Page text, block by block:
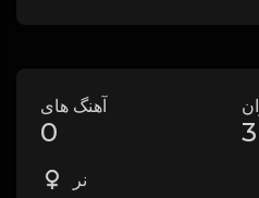
آهنگ های
0 3
نر